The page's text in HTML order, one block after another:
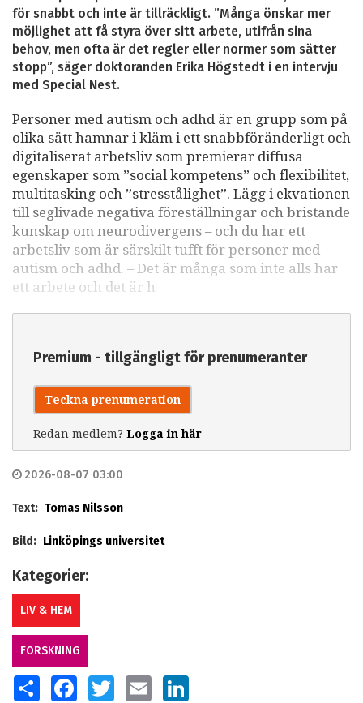
för snabbt och inte är tillräckligt. ”Många önskar mer
möjlighet att få styra över sitt arbete, utifrån sina
behov, men ofta är det regler eller normer som sätter
stopp”, säger doktoranden Erika Högstedt i en intervju
med Special Nest.
Personer med autism och adhd är en grupp som på
olika sätt hamnar i kläm i ett snabbföränderligt och
digitaliserat arbetsliv som premierar diffusa
egenskaper som ”social kompetens” och flexibilitet,
multitasking och ”stresstålighet”. Lägg i ekvationen
till seglivade negativa föreställningar och bristande
kunskap om neurodivergens – och du har ett
arbetsliv som är särskilt tufft för personer med
autism och adhd. – Det är många som inte alls har
ett arbete och det är h
Premium - tillgängligt för prenumeranter
Teckna prenumeration
Redan medlem? Logga in här
2026-08-07 03:00
Text: Tomas Nilsson
Bild: Linköpings universitet
Kategorier:
LIV & HEM
FORSKNING
SHARE FACEBOOKTWITTER EMAIL